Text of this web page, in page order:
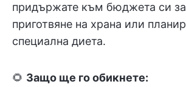
придържате към бюджета си
приготвяне на храна или
специална диета.
🌻 Защо ще го обикнете: